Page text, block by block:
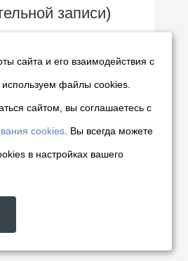
записи)
до 16.30 (по
записи),
12.00 до 13.00
сайта и его взаимодействия с
файлы cookies.
сайтом, вы соглашаетесь с
cookies . Вы всегда можете
в настройках вашего